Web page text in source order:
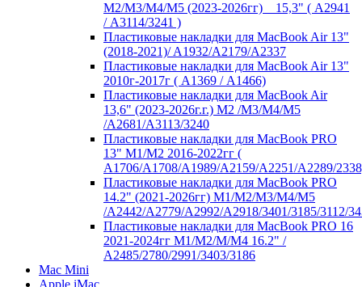
M2/M3/M4/M5 (2023-2026гг) _ 15,3" ( А2941
/ А3114/3241 )
Пластиковые накладки для MacBook Air 13"
(2018-2021)/ A1932/A2179/A2337
Пластиковые накладки для MacBook Air 13"
2010г-2017г ( А1369 / А1466)
Пластиковые накладки для MacBook Air
13,6" (2023-2026г.г.) M2 /M3/M4/M5
/A2681/A3113/3240
Пластиковые накладки для MacBook PRO
13" M1/M2 2016-2022гг (
А1706/A1708/A1989/A2159/A2251/A2289/
Пластиковые накладки для MacBook PRO
14.2" (2021-2026гг) M1/M2/M3/M4/M5
/A2442/A2779/A2992/A2918/3401/3185/3112/
Пластиковые накладки для MacBook PRO 16
2021-2024гг M1/M2/M/M4 16.2" /
А2485/2780/2991/3403/3186
Mac Mini
Apple iMac